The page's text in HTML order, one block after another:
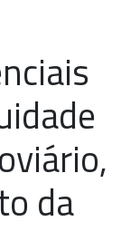
da